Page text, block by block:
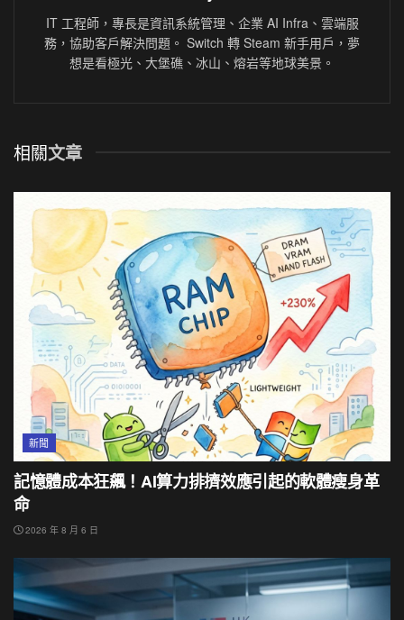
IT 工程師，專長是資訊系統管理、企業 AI Infra、雲端服
務，協助客戶解決問題。 Switch 轉 Steam 新手用戶，夢
想是看極光、大堡礁、冰山、熔岩等地球美景。
相關文章
新聞
記憶體成本狂飆！AI算力排擠效應引起的軟體瘦身革
命
2026 年 8 月 6 日